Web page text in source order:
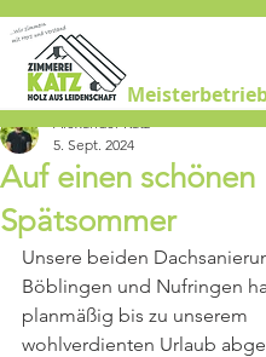
Auf einen schönen
Spätsommer
Alexander Katz
5. Sept. 2024
Unsere beiden
Böblingen und Nufringen
planmäßig bis zu unserem
wohlverdienten Urlaub